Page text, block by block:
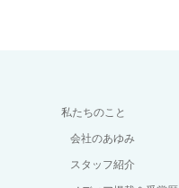
私たちのこと
会社のあゆみ
スタッフ紹介